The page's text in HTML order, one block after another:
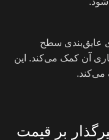
عایق‌بندی سطح
آن کمک می‌کند. این
می‌کند.
بر قیمت